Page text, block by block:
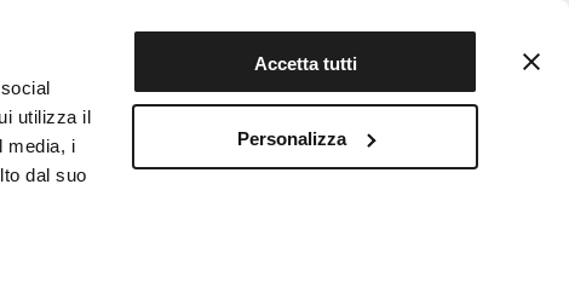
utilizza il
media, i
dal suo
Accetta tutti
Personalizza
Registrati
INFOTEKA CIBO AUTENTICO